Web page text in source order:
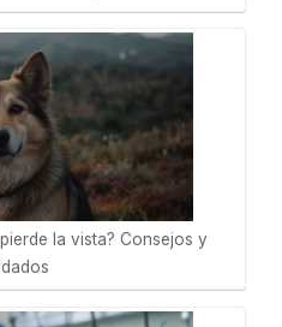
la vista? Consejos y